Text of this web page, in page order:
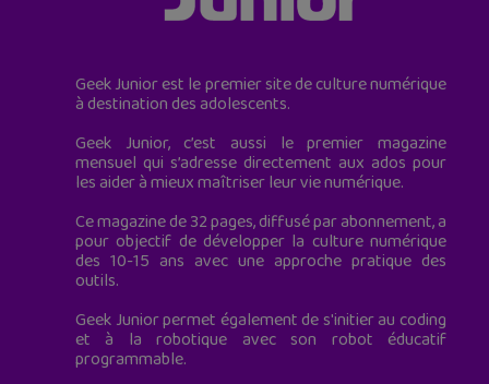
Geek Junior est le premier site de culture numérique
à destination des adolescents.
Geek Junior, c’est aussi le premier magazine
mensuel qui s’adresse directement aux ados pour
les aider à mieux maîtriser leur vie numérique.
Ce magazine de 32 pages, diffusé par abonnement, a
pour objectif de développer la culture numérique
des 10-15 ans avec une approche pratique des
outils.
Geek Junior permet également de s'initier au coding
et à la robotique avec son robot éducatif
programmable.